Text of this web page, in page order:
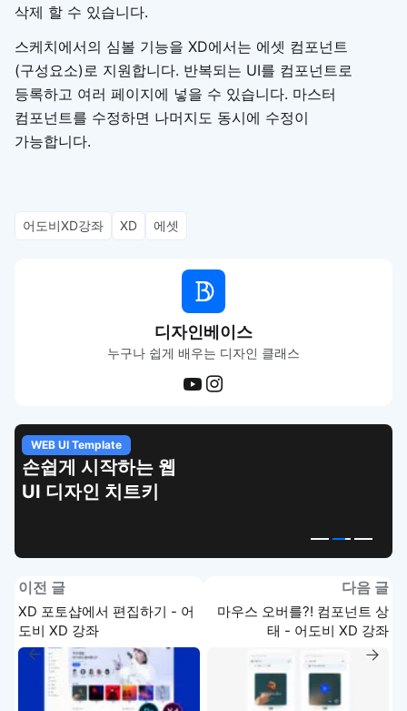
삭제 할 수 있습니다.
스케치에서의 심볼 기능을 XD에서는 에셋 컴포넌트
(구성요소)로 지원합니다. 반복되는 UI를 컴포넌트로
등록하고 여러 페이지에 넣을 수 있습니다. 마스터
컴포넌트를 수정하면 나머지도 동시에 수정이
가능합니다.
어도비XD강좌 XD 에셋
디자인베이스
누구나 쉽게 배우는 디자인 클래스
WEB UI Template
손쉽게 시작하는 웹
UI 디자인 치트키
이전 글
XD 포토샵에서 편집하기 - 어
도비 XD 강좌
다음 글
마우스 오버를?! 컴포넌트 상
태 - 어도비 XD 강좌